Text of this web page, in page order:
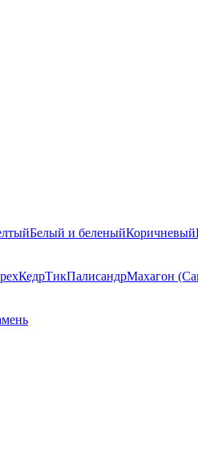
Белый и беленыйКоричневый
КедрТикПалисандрМахагон